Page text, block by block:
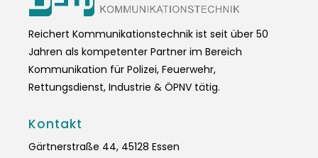
Reichert Kommunikationstechnik ist seit über 50
Jahren als kompetenter Partner im Bereich
Kommunikation für Polizei, Feuerwehr,
Rettungsdienst, Industrie & ÖPNV tätig.
Kontakt
Gärtnerstraße 44, 45128 Essen